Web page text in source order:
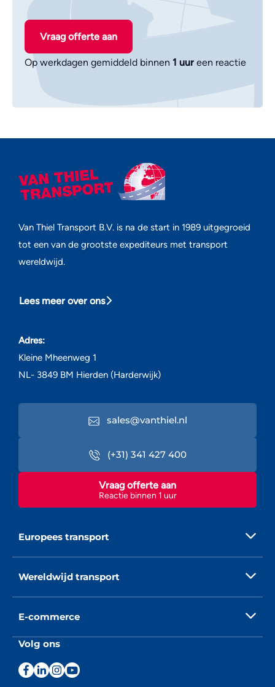
Vraag offerte aan
Op werkdagen gemiddeld binnen 1 uur een reactie
Van Thiel Transport B.V. is na de start in 1989 uitgegroeid
tot een van de grootste expediteurs met transport
wereldwijd.
Lees meer over ons
Adres:
Kleine Mheenweg 1
NL- 3849 BM Hierden (Harderwijk)
sales@vanthiel.nl
(+31) 341 427 400
Reactie binnen 1 uur
Vraag offerte aan
Europees transport
Wereldwijd transport
E-commerce
Volg ons